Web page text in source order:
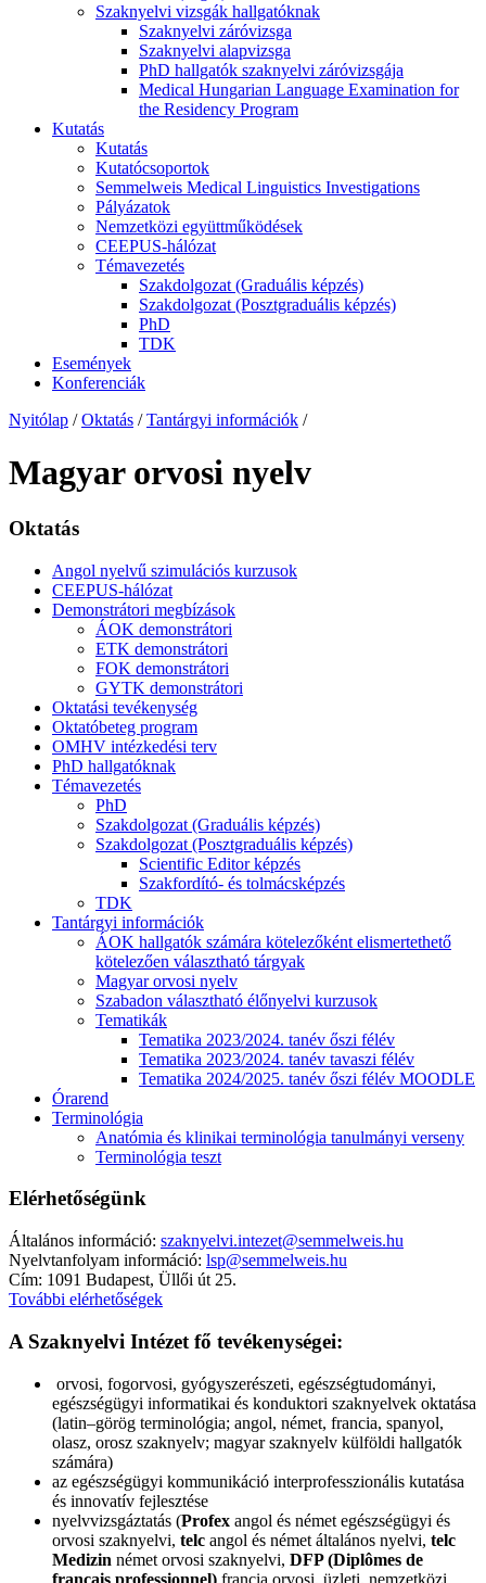
Szaknyelvi vizsgák hallgatóknak
Szaknyelvi záróvizsga
Szaknyelvi alapvizsga
PhD hallgatók szaknyelvi záróvizsgája
Medical Hungarian Language Examination for
the Residency Program
Kutatás
Kutatás
Kutatócsoportok
Semmelweis Medical Linguistics Investigations
Pályázatok
Nemzetközi együttműködések
CEEPUS-hálózat
Témavezetés
Szakdolgozat (Graduális képzés)
Szakdolgozat (Posztgraduális képzés)
PhD
TDK
Események
Konferenciák
Nyitólap / Oktatás / Tantárgyi információk /
Magyar orvosi nyelv
Oktatás
Angol nyelvű szimulációs kurzusok
CEEPUS-hálózat
Demonstrátori megbízások
ÁOK demonstrátori
ETK demonstrátori
FOK demonstrátori
GYTK demonstrátori
Oktatási tevékenység
Oktatóbeteg program
OMHV intézkedési terv
PhD hallgatóknak
Témavezetés
PhD
Szakdolgozat (Graduális képzés)
Szakdolgozat (Posztgraduális képzés)
Scientific Editor képzés
Szakfordító- és tolmácsképzés
TDK
Tantárgyi információk
ÁOK hallgatók számára kötelezőként elismertethető
kötelezően választható tárgyak
Magyar orvosi nyelv
Szabadon választható élőnyelvi kurzusok
Tematikák
Tematika 2023/2024. tanév őszi félév
Tematika 2023/2024. tanév tavaszi félév
Tematika 2024/2025. tanév őszi félév MOODLE
Órarend
Terminológia
Anatómia és klinikai terminológia tanulmányi verseny
Terminológia teszt
Elérhetőségünk
Általános információ: szaknyelvi.intezet@semmelweis.hu
Nyelvtanfolyam információ: lsp@semmelweis.hu
Cím: 1091 Budapest, Üllői út 25.
További elérhetőségek
A Szaknyelvi Intézet fő tevékenységei:
orvosi, fogorvosi, gyógyszerészeti, egészségtudományi,
egészségügyi informatikai és konduktori szaknyelvek oktatása
(latin–görög terminológia; angol, német, francia, spanyol,
olasz, orosz szaknyelv; magyar szaknyelv külföldi hallgatók
számára)
az egészségügyi kommunikáció interprofesszionális kutatása
és innovatív fejlesztése
nyelvvizsgáztatás (Profex angol és német egészségügyi és
orvosi szaknyelvi, telc angol és német általános nyelvi, telc
Medizin német orvosi szaknyelvi, DFP (Diplômes de
français professionnel) francia orvosi, üzleti, nemzetközi